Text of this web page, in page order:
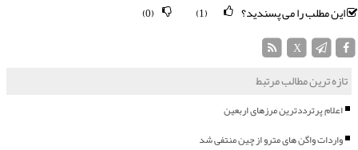
این مطلب را می پسندید؟
(0)
تازه ترین مطالب مرتبط
اعلام پرترددترین مرزهای اربعین
واردات واگن های مترو از چین منتفی شد